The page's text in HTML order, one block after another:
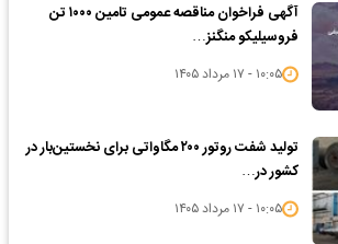
آگهی فراخوان مناقصه عمومی تامین ۱۰۰۰ تن
فروسیلیکو منگنز…
۱۰:۰۵ - ۱۷ مرداد ۱۴۰۵
تولید شفت روتور ۲۰۰ مگاواتی برای نخستین‌بار در
کشور در…
۱۰:۰۵ - ۱۷ مرداد ۱۴۰۵